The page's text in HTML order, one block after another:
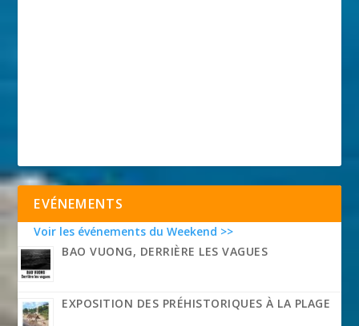
EVÉNEMENTS
Voir les événements du Weekend >>
BAO VUONG, DERRIÈRE LES VAGUES
EXPOSITION DES PRÉHISTORIQUES À LA PLAGE